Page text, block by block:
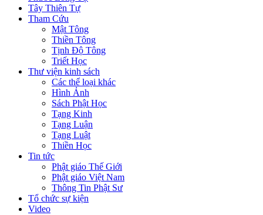
Tây Thiên Tự
Tham Cứu
Mật Tông
Thiền Tông
Tịnh Độ Tông
Triết Học
Thư viện kinh sách
Các thể loại khác
Hình Ảnh
Sách Phật Học
Tạng Kinh
Tạng Luận
Tạng Luật
Thiền Học
Tin tức
Phật giáo Thế Giới
Phật giáo Việt Nam
Thông Tin Phật Sư
Tổ chức sự kiện
Video